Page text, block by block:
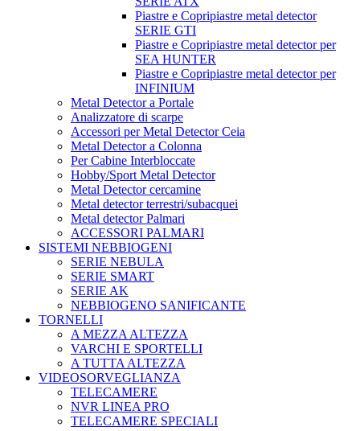
Piastre e Copripiastre metal detector
SERIE GTI
Piastre e Copripiastre metal detector per
SEA HUNTER
Piastre e Copripiastre metal detector per
INFINIUM
Metal Detector a Portale
Analizzatore di scarpe
Accessori per Metal Detector Ceia
Metal Detector a Colonna
Per Cabine Interbloccate
Hobby/Sport Metal Detector
Metal Detector cercamine
Metal detector terrestri/subacquei
Metal detector Palmari
ACCESSORI PALMARI
SISTEMI NEBBIOGENI
SERIE NEBULA
SERIE SMART
SERIE AK
NEBBIOGENO SANIFICANTE
TORNELLI
A MEZZA ALTEZZA
VARCHI E SPORTELLI
A TUTTA ALTEZZA
VIDEOSORVEGLIANZA
TELECAMERE
NVR LINEA PRO
TELECAMERE SPECIALI